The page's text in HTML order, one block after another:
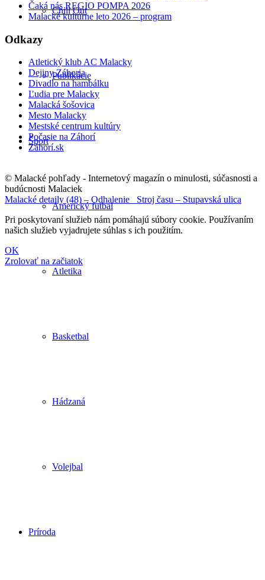
Chill Out
Publikácie
Šport
Americký futbal
Atletika
Basketbal
Hádzaná
Volejbal
Príroda
Čaká nás REGIO POMPA 2026
Malacké kultúrne leto 2026 – program
Odkazy
Atletický klub AC Malacky
Dejiny Záhoria
Divadlo na hambálku
Ľudia pre Malacky
Malacká šošovica
Mesto Malacky
Mestské centrum kultúry
Počasie na Záhorí
Záhorí.sk
© Malacké pohľady - Internetový magazín o minulosti, súčasnosti a
budúcnosti Malaciek
Malacké detaily (48) – Odhalenie
Stroj času – Stupavská ulica
Pri poskytovaní služieb nám pomáhajú súbory cookie. Používaním
našich služieb vyjadrujete súhlas s ich použitím.
OK
Zrolovať na začiatok